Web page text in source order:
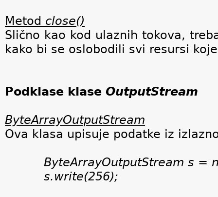
Metod close()
Slično kao kod ulaznih tokova,
kako bi se oslobodili svi resursi
Podklase klase OutputStream
ByteArrayOutputStream
Ova klasa upisuje podatke iz
ByteArrayOutputStream s =
s.write(256);